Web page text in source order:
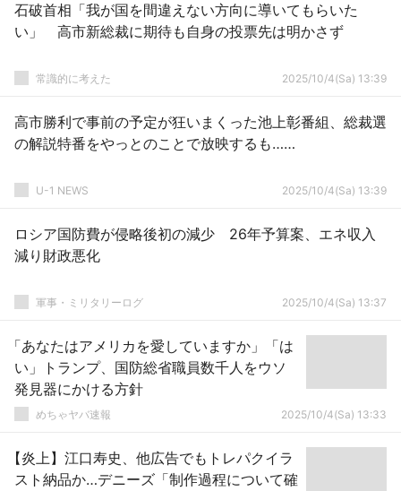
石破首相「我が国を間違えない方向に導いてもらいた
い」 高市新総裁に期待も自身の投票先は明かさず
常識的に考えた 2025/10/4(Sa) 13:39
高市勝利で事前の予定が狂いまくった池上彰番組、総裁選
の解説特番をやっとのことで放映するも……
U-1 NEWS 2025/10/4(Sa) 13:39
ロシア国防費が侵略後初の減少 26年予算案、エネ収入
減り財政悪化
軍事・ミリタリーログ 2025/10/4(Sa) 13:37
「あなたはアメリカを愛していますか」「は
い」トランプ、国防総省職員数千人をウソ
発見器にかける方針
めちゃヤバ速報 2025/10/4(Sa) 13:33
【炎上】江口寿史、他広告でもトレパクイラ
スト納品か…デニーズ「制作過程について確